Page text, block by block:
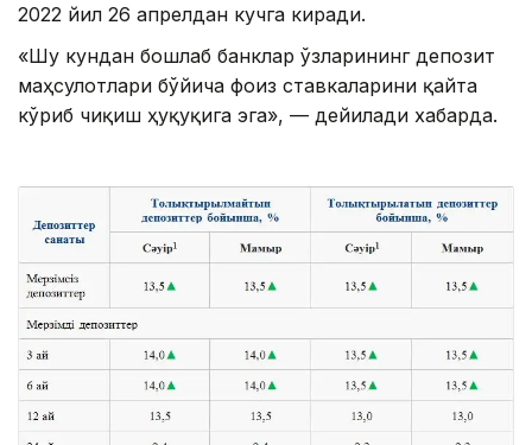
2022 йил 26 апрелдан кучга киради.
«Шу кундан бошлаб банклар ўзларининг депозит
маҳсулотлари бўйича фоиз ставкаларини қайта
кўриб чиқиш ҳуқуқига эга», — дейилади хабарда.